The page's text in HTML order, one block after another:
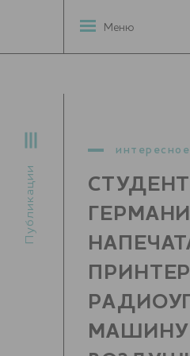
Публикации
Меню
МАШИНУ